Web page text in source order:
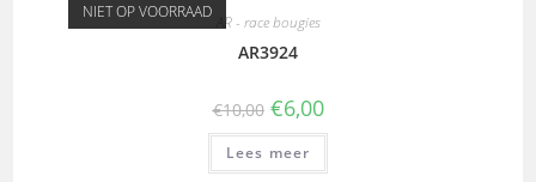
NIET OP VOORRAAD AR - race bougies
AR3924
€10,00 €6,00
Lees meer